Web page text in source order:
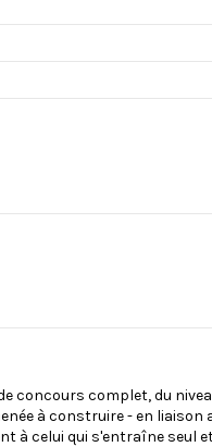
concours complet, du
à construire - en liaison
à celui qui s'entraîne seul